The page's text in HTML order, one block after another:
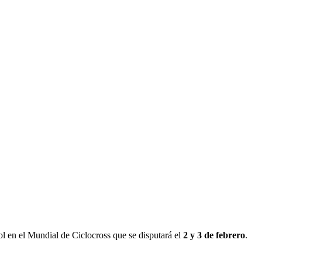
en el Mundial de Ciclocross que se disputará el 2 y 3 de febrero.